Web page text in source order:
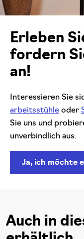
Erleben
fordern
an!
Interessieren Sie
arbeitsstühle oder
Sie uns und
unverbindlich aus.
Ja, ich möchte
Auch in